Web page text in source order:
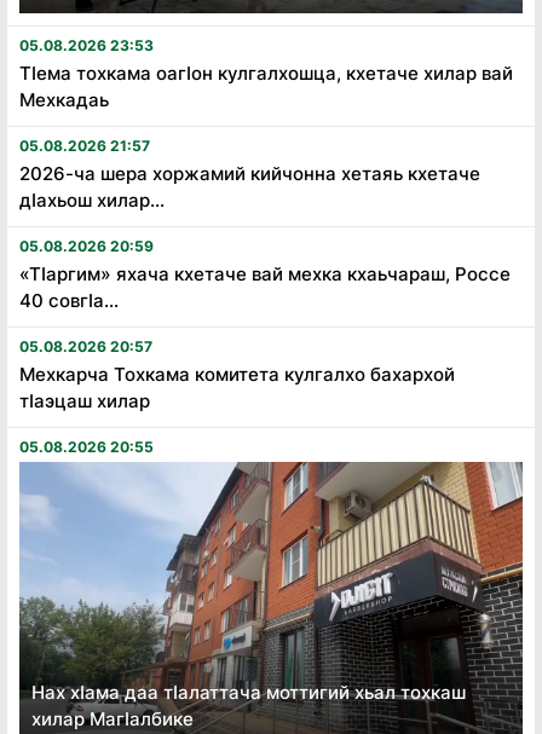
05.08.2026 23:53
Тӏема тохкама оагӏон кулгалхошца, кхетаче хилар вай
Мехкадаь
05.08.2026 21:57
2026-ча шера хоржамий кийчонна хетаяь кхетаче
дӏахьош хилар...
05.08.2026 20:59
«Тӏаргим» яхача кхетаче вай мехка кхаьчараш, Россе
40 совгӏа...
05.08.2026 20:57
Мехкарча Тохкама комитета кулгалхо бахархой
тӏаэцаш хилар
05.08.2026 20:55
Нах хӏама даа тӏалаттача моттигий хьал тохкаш
хилар Магӏалбике